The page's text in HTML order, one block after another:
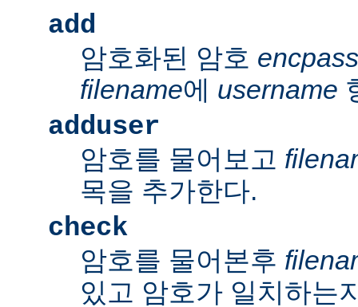
add
암호화된 암호
filename에 username
adduser
암호를 물어보고
목을 추가한다.
check
암호를 물어본후
있고 암호가 일치하는